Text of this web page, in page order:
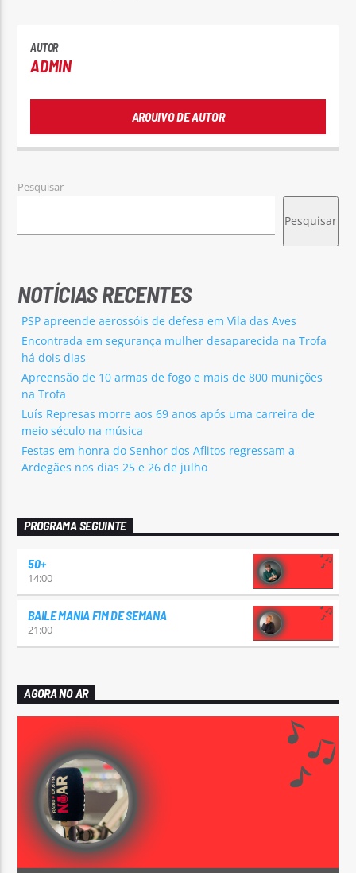
AUTOR
ADMIN
ARQUIVO DE AUTOR
Pesquisar
Pesquisar
NOTÍCIAS RECENTES
PSP apreende aerossóis de defesa em Vila das Aves
Encontrada em segurança mulher desaparecida na Trofa
há dois dias
Apreensão de 10 armas de fogo e mais de 800 munições
na Trofa
Luís Represas morre aos 69 anos após uma carreira de
meio século na música
Festas em honra do Senhor dos Aflitos regressam a
Ardegães nos dias 25 e 26 de julho
PROGRAMA SEGUINTE
50+
14:00
BAILE MANIA FIM DE SEMANA
21:00
AGORA NO AR